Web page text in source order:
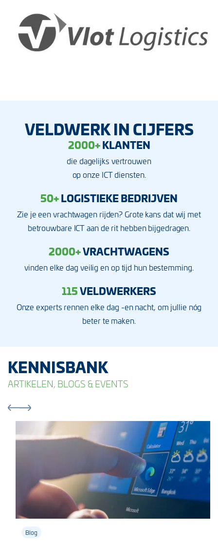
VELDWERK IN CIJFERS
2000+KLANTEN
die dagelijks vertrouwen
op onze ICT diensten.
50+LOGISTIEKE BEDRIJVEN
Zie je een vrachtwagen rijden? Grote kans dat wij met
betrouwbare ICT aan de rit hebben bijgedragen.
2000+VRACHTWAGENS
vinden elke dag veilig en op tijd hun bestemming.
115VELDWERKERS
Onze experts rennen elke dag -en nacht, om jullie nóg
beter te maken.
KENNISBANK
ARTIKELEN, BLOGS & EVENTS
Blog